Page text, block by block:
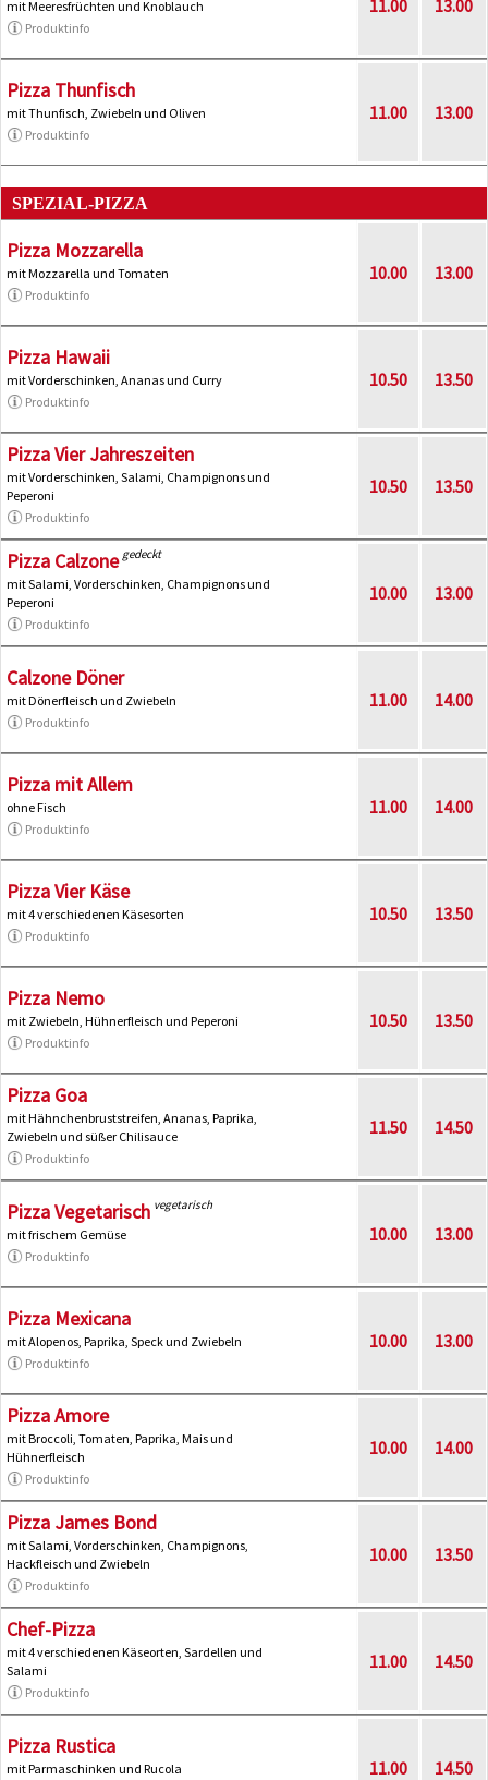
mit Meeresfrüchten und Knoblauch
Produktinfo
11.00 13.00
Pizza Thunfisch
mit Thunfisch, Zwiebeln und Oliven
Produktinfo
11.00 13.00
SPEZIAL-PIZZA
Pizza Mozzarella
mit Mozzarella und Tomaten
Produktinfo
10.00 13.00
Pizza Hawaii
mit Vorderschinken, Ananas und Curry
Produktinfo
10.50 13.50
Pizza Vier Jahreszeiten
mit Vorderschinken, Salami, Champignons und
Peperoni
Produktinfo
10.50 13.50
Pizza Calzone gedeckt
mit Salami, Vorderschinken, Champignons und
Peperoni
Produktinfo
10.00 13.00
Calzone Döner
mit Dönerfleisch und Zwiebeln
Produktinfo
11.00 14.00
Pizza mit Allem
ohne Fisch
Produktinfo
11.00 14.00
Pizza Vier Käse
mit 4 verschiedenen Käsesorten
Produktinfo
10.50 13.50
Pizza Nemo
mit Zwiebeln, Hühnerfleisch und Peperoni
Produktinfo
10.50 13.50
Pizza Goa
mit Hähnchenbruststreifen, Ananas, Paprika,
Zwiebeln und süßer Chilisauce
Produktinfo
11.50 14.50
Pizza Vegetarisch vegetarisch
mit frischem Gemüse
Produktinfo
10.00 13.00
Pizza Mexicana
mit Alopenos, Paprika, Speck und Zwiebeln
Produktinfo
10.00 13.00
Pizza Amore
mit Broccoli, Tomaten, Paprika, Mais und
Hühnerfleisch
Produktinfo
10.00 14.00
Pizza James Bond
mit Salami, Vorderschinken, Champignons,
Hackfleisch und Zwiebeln
Produktinfo
10.00 13.50
Chef-Pizza
mit 4 verschiedenen Käseorten, Sardellen und
Salami
Produktinfo
11.00 14.50
Pizza Rustica
mit Parmaschinken und Rucola
11.00 14.50